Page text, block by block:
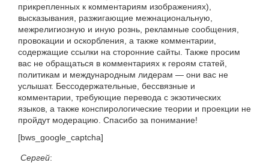
прикрепленных к комментариям изображениях),
высказывания, разжигающие межнациональную,
межрелигиозную и иную рознь, рекламные сообщения,
провокации и оскорбления, а также комментарии,
содержащие ссылки на сторонние сайты. Также просим
вас не обращаться в комментариях к героям статей,
политикам и международным лидерам — они вас не
услышат. Бессодержательные, бессвязные и
комментарии, требующие перевода с экзотических
языков, а также конспирологические теории и проекции не
пройдут модерацию. Спасибо за понимание!
[bws_google_captcha]
Сергей: